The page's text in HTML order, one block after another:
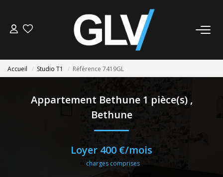
LOCATION
GESTION
NOS AGENCES
Accueil Studio T1 Référence 7419GL
Appartement Bethune 1 pièce(s) ,
Bethune
Loyer 400 €/mois
charges comprises